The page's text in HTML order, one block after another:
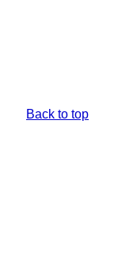
Back to top